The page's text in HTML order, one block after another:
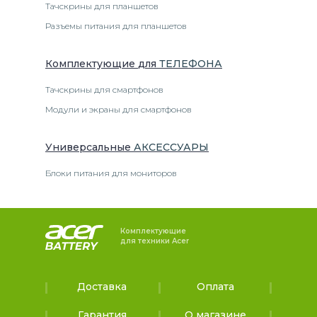
Тачскрины для планшетов
Разъемы питания для планшетов
Комплектующие для ТЕЛЕФОНА
Тачскрины для смартфонов
Модули и экраны для смартфонов
Универсальные АКСЕССУАРЫ
Блоки питания для мониторов
Комплектующие
для техники Acer
Доставка Оплата